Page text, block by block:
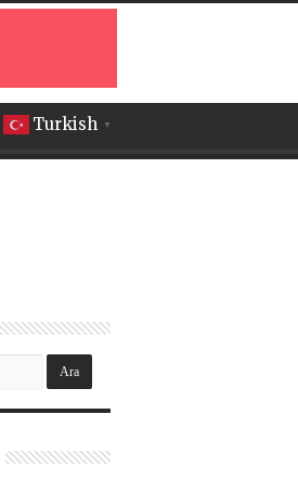
Turkish ▼